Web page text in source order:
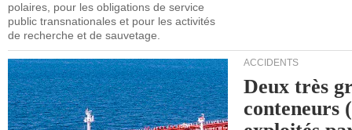
polaires, pour les obligations de service
public transnationales et pour les activités
de recherche et de sauvetage.
ACCIDENTS
Deux très
conteneurs